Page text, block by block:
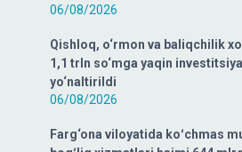
06/08/2026
Qishloq, o‘rmon va baliqchilik
1,1 trln so‘mga yaqin investitsiya
yo‘naltirildi
06/08/2026
Farg‘ona viloyatida koʻchmas